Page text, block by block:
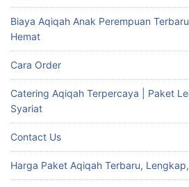
Biaya Aqiqah Anak Perempuan
Hemat
Cara Order
Catering Aqiqah Terpercaya | Paket
Syariat
Contact Us
Harga Paket Aqiqah Terbaru,